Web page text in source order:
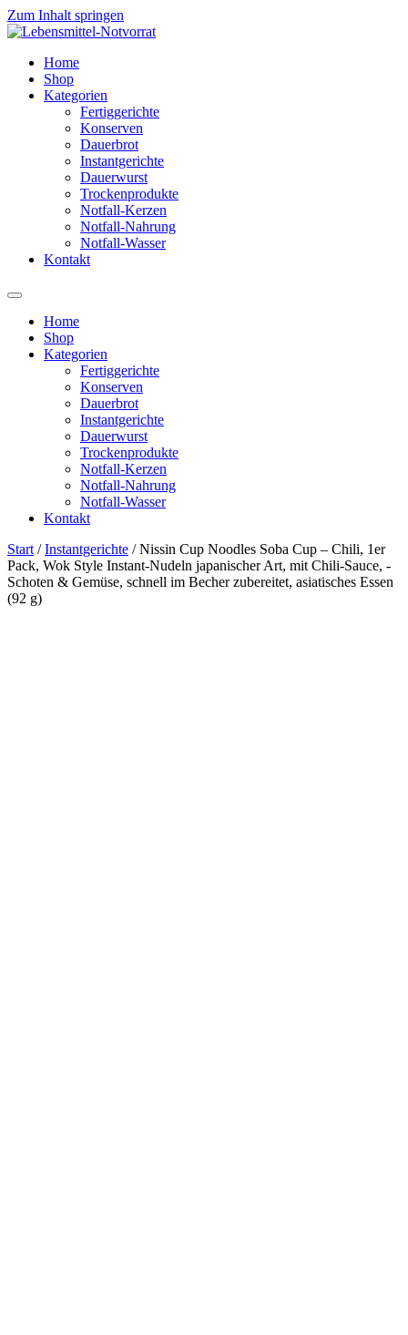
Zum Inhalt springen
Home
Shop
Kategorien
Fertiggerichte
Konserven
Dauerbrot
Instantgerichte
Dauerwurst
Trockenprodukte
Notfall-Kerzen
Notfall-Nahrung
Notfall-Wasser
Kontakt
Home
Shop
Kategorien
Fertiggerichte
Konserven
Dauerbrot
Instantgerichte
Dauerwurst
Trockenprodukte
Notfall-Kerzen
Notfall-Nahrung
Notfall-Wasser
Kontakt
Start /Instantgerichte / Nissin Cup Noodles Soba Cup – Chili, 1er
Pack, Wok Style Instant-Nudeln japanischer Art, mit Chili-Sauce, -
Schoten & Gemüse, schnell im Becher zubereitet, asiatisches Essen
(92 g)